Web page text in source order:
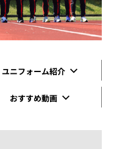
ユニフォーム紹介
おすすめ動画